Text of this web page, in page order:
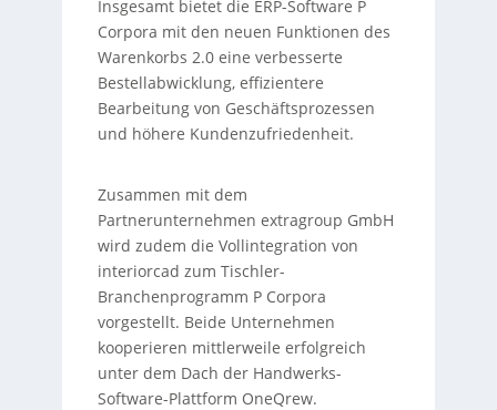
Insgesamt bietet die ERP-Software P
Corpora mit den neuen Funktionen des
Warenkorbs 2.0 eine verbesserte
Bestellabwicklung, effizientere
Bearbeitung von Geschäftsprozessen
und höhere Kundenzufriedenheit.
Zusammen mit dem
Partnerunternehmen extragroup GmbH
wird zudem die Vollintegration von
interiorcad zum Tischler-
Branchenprogramm P Corpora
vorgestellt. Beide Unternehmen
kooperieren mittlerweile erfolgreich
unter dem Dach der Handwerks-
Software-Plattform OneQrew.